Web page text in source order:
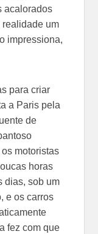
acalorados
um
impressiona,
para criar
a Paris pela
de
motoristas
horas
dias, sob um
e os carros
fez com que